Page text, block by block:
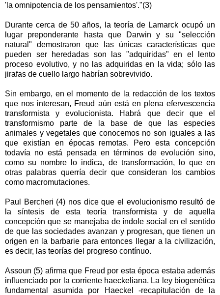
'la omnipotencia de los pensamientos'."(3)
Durante cerca de 50 años, la teoría de Lamarck ocupó un
lugar preponderante hasta que Darwin y su "selección
natural" demostraron que las únicas características que
pueden ser heredadas son las "adquiridas" en el lento
proceso evolutivo, y no las adquiridas en la vida; sólo las
jirafas de cuello largo habrían sobrevivido.
Sin embargo, en el momento de la redacción de los textos
que nos interesan, Freud aún está en plena efervescencia
transformista y evolucionista. Habrá que decir que el
transformismo parte de la base de que las especies
animales y vegetales que conocemos no son iguales a las
que existían en épocas remotas. Pero esta concepción
todavía no está pensada en términos de evolución sino,
como su nombre lo indica, de transformación, lo que en
otras palabras querría decir que consideran los cambios
como macromutaciones.
Paul Bercheri (4) nos dice que el evolucionismo resultó de
la síntesis de esta teoría transformista y de aquella
concepción que se manejaba de índole social en el sentido
de que las sociedades avanzan y progresan, que tienen un
origen en la barbarie para entonces llegar a la civilización,
es decir, las teorías del progreso contínuo.
Assoun (5) afirma que Freud por esta época estaba además
influenciado por la corriente haeckeliana. La ley biogenética
fundamental asumida por Haeckel -recapitulación de la